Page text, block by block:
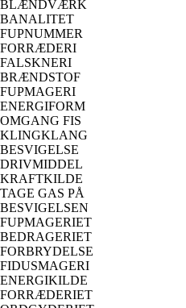
BLÆNDVÆRK
BANALITET
FUPNUMMER
FORRÆDERI
FALSKNERI
BRÆNDSTOF
FUPMAGERI
ENERGIFORM
OMGANG FIS
KLINGKLANG
BESVIGELSE
DRIVMIDDEL
KRAFTKILDE
TAGE GAS PÅ
BESVIGELSEN
FUPMAGERIET
BEDRAGERIET
FORBRYDELSE
FIDUSMAGERI
ENERGIKILDE
FORRÆDERIET